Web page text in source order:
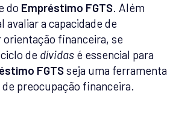
do Empréstimo FGTS. Além
a capacidade de
orientação financeira, se
de dívidas é essencial para
FGTSseja uma ferramenta
preocupação financeira.